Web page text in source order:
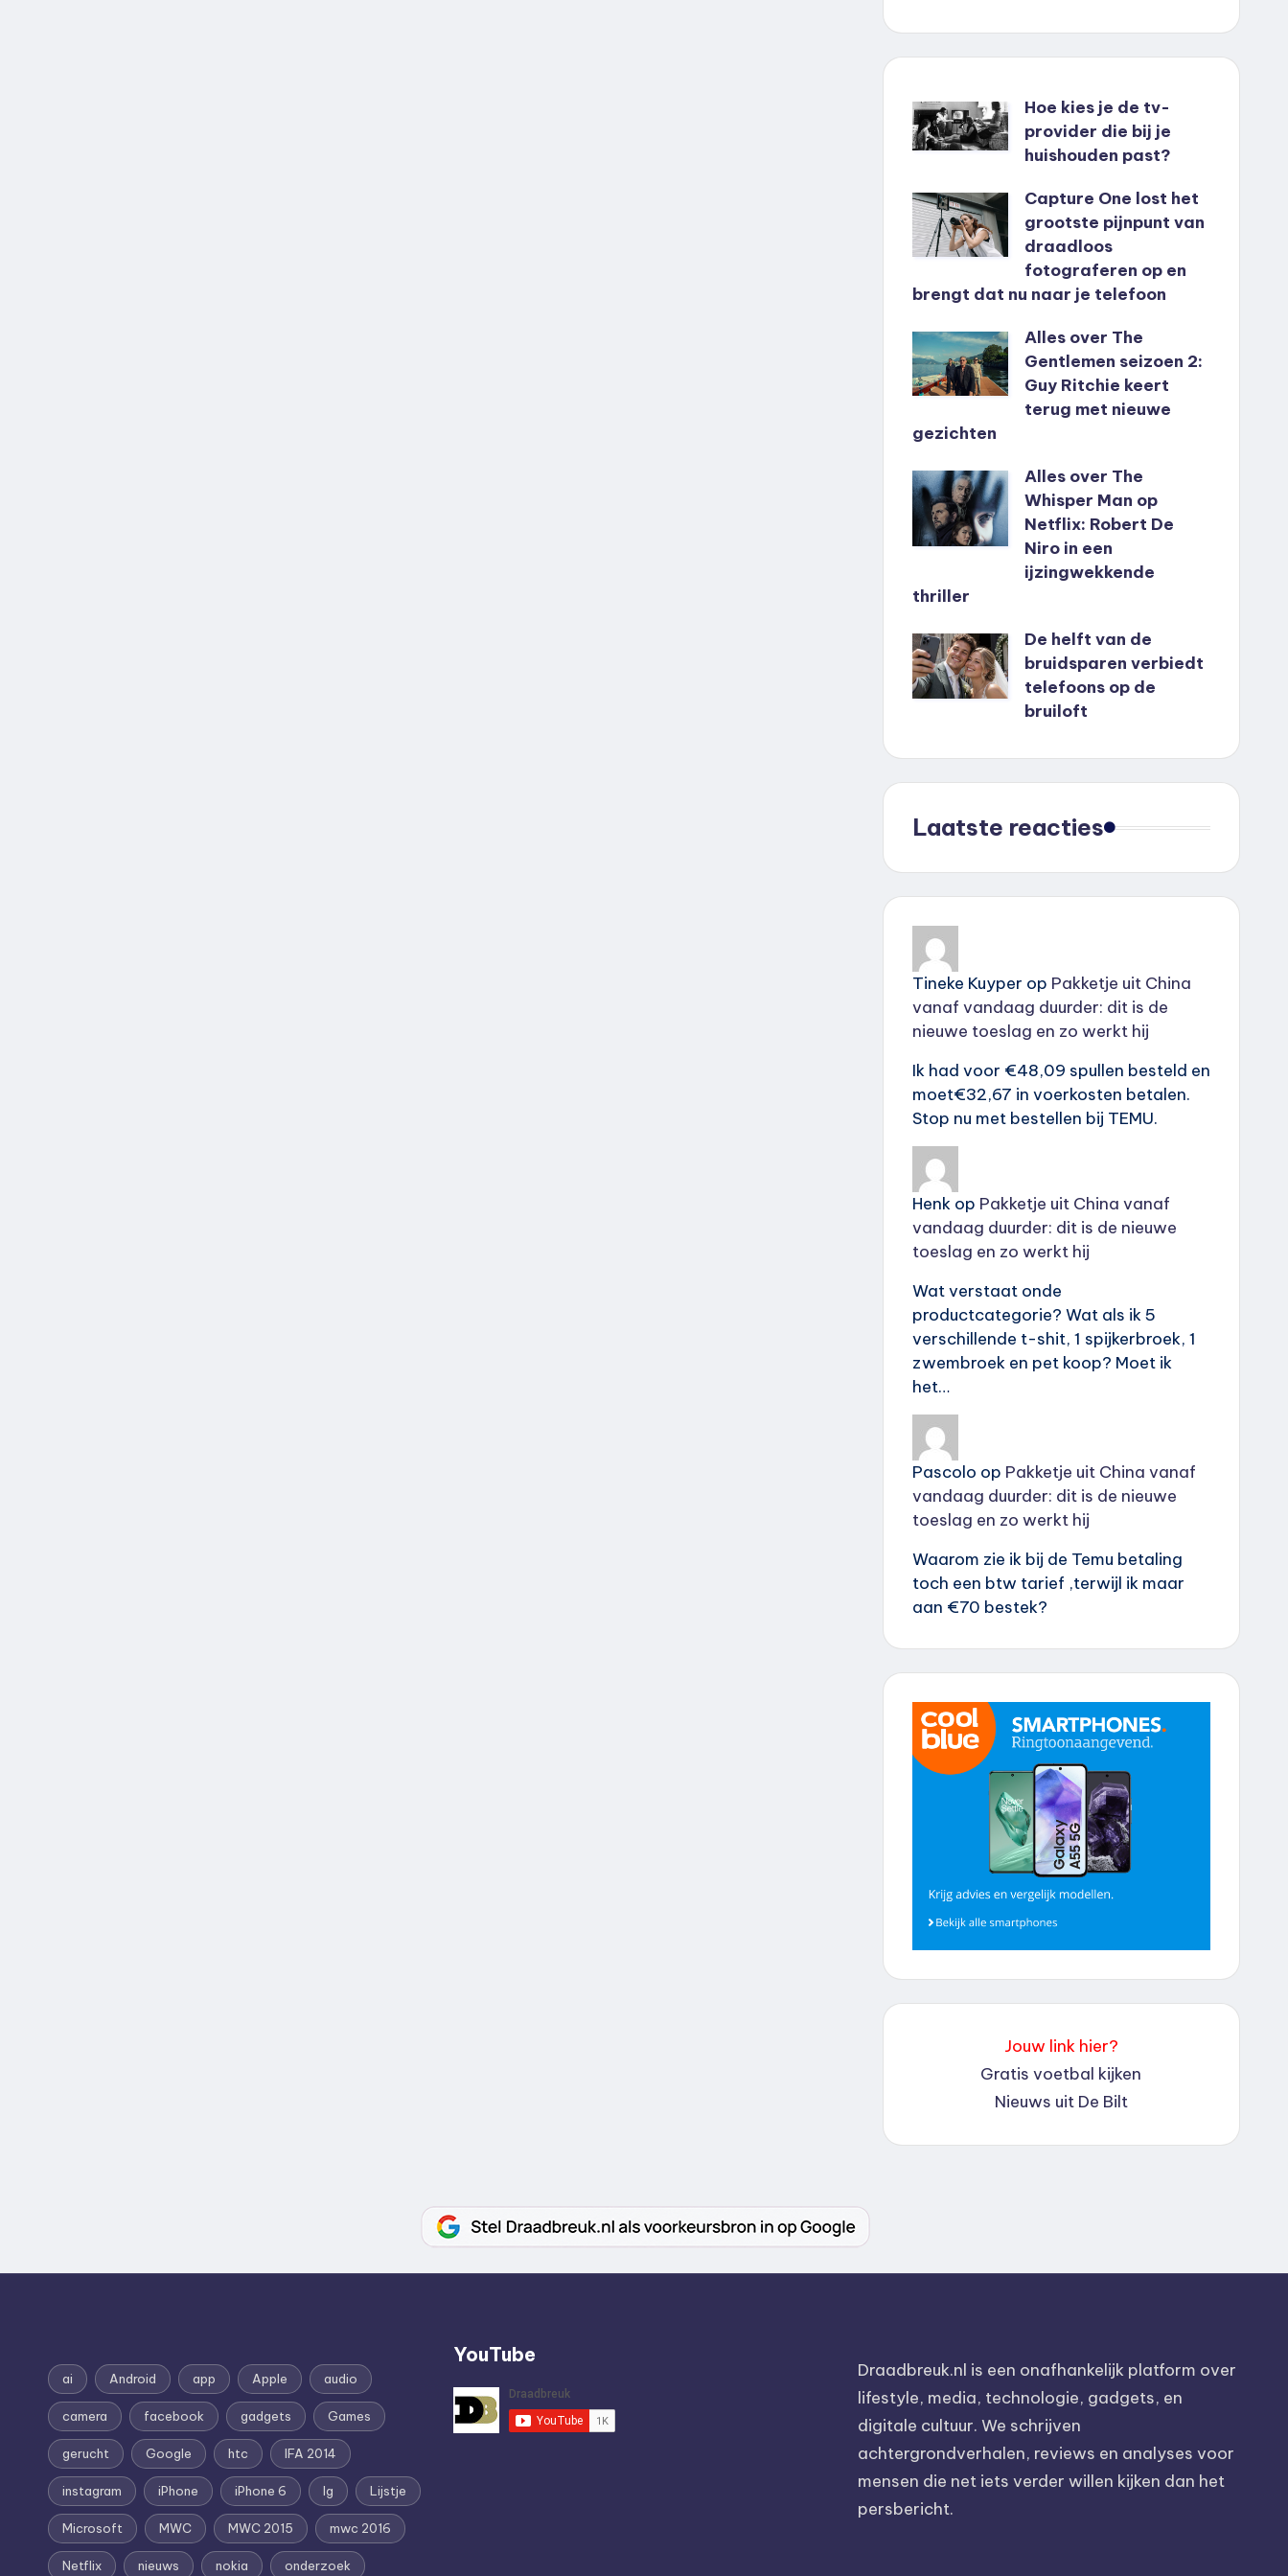
Hoe kies je de tv-
provider die bij je
huishouden past?
Capture One lost het
grootste pijnpunt van
draadloos
fotograferen op en
brengt dat nu naar je telefoon
Alles over The
Gentlemen seizoen 2:
Guy Ritchie keert
terug met nieuwe
gezichten
Alles over The
Whisper Man op
Netflix: Robert De
Niro in een
ijzingwekkende
thriller
De helft van de
bruidsparen verbiedt
telefoons op de
bruiloft
Laatste reacties
Tineke Kuyper op Pakketje uit China
vanaf vandaag duurder: dit is de
nieuwe toeslag en zo werkt hij
Ik had voor €48,09 spullen besteld en
moet€32,67 in voerkosten betalen.
Stop nu met bestellen bij TEMU.
Henkop Pakketje uit China vanaf
vandaag duurder: dit is de nieuwe
toeslag en zo werkt hij
Wat verstaat onde
productcategorie? Wat als ik 5
verschillende t-shit, 1 spijkerbroek, 1
zwembroek en pet koop? Moet ik
het…
Pascolo op Pakketje uit China vanaf
vandaag duurder: dit is de nieuwe
toeslag en zo werkt hij
Waarom zie ik bij de Temu betaling
toch een btw tarief ,terwijl ik maar
aan €70 bestek?
Jouw link hier?
Gratis voetbal kijken
Nieuws uit De Bilt
ai Android app Apple audio
camera facebook gadgets Games
gerucht Google htc IFA 2014
instagram iPhone iPhone 6 lg Lijstje
Microsoft MWC MWC 2015 mwc 2016
Netflix nieuws nokia onderzoek
YouTube
Draadbreuk.nl is een onafhankelijk platform over
lifestyle, media, technologie, gadgets, en
digitale cultuur. We schrijven
achtergrondverhalen, reviews en analyses voor
mensen die net iets verder willen kijken dan het
persbericht.